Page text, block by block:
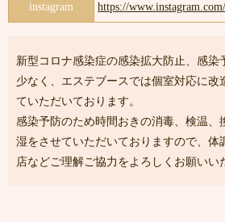
instagram https://
新型コロナ感染症の感染拡大防止、感染
少なく、エステブースでは個室対応に改
ていただいております。
感染予防のため時間おきの消毒、検温、
湿をさせていただいておりますので、体
店などご理解ご協力をよろしくお願いい